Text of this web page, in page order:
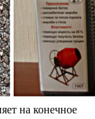
на конечное